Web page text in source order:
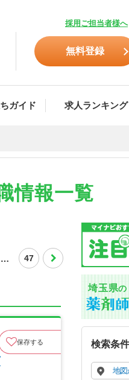
採用ご担当者様へ
無料登録
ガイド 求人ランキング
情報一覧
… 47
保存する
埼玉県の
検索条
地図